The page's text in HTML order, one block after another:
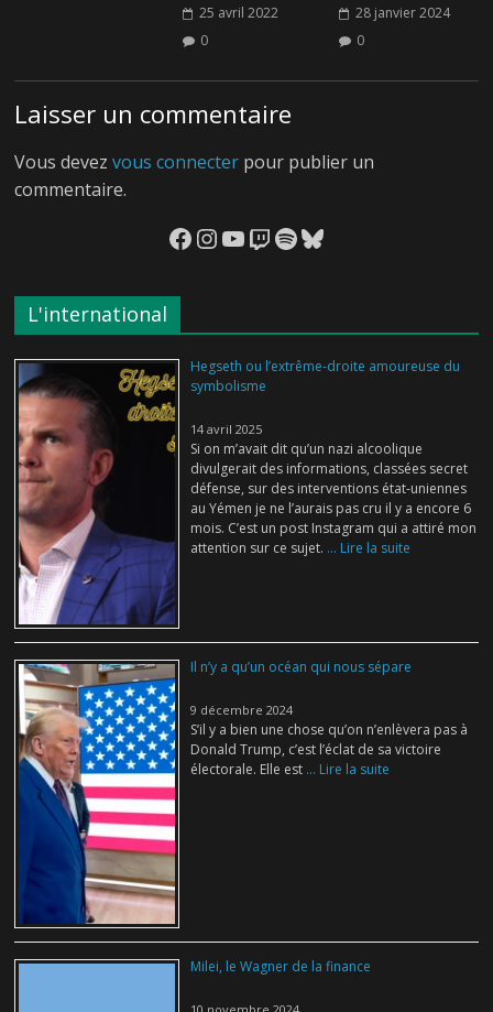
25 avril 2022
0
28 janvier 2024
0
Laisser un commentaire
Vous devezvous connecter pour publier un
commentaire.
Facebook
Instagram
YouTube
Twitch
Spotify
Bluesky
L'international
Hegseth ou l’extrême-droite amoureuse du
symbolisme
14 avril 2025
Si on m’avait dit qu’un nazi alcoolique
divulgerait des informations, classées secret
défense, sur des interventions état-uniennes
au Yémen je ne l’aurais pas cru il y a encore 6
mois. C’est un post Instagram qui a attiré mon
attention sur ce sujet. ... Lire la suite
Il n’y a qu’un océan qui nous sépare
9 décembre 2024
S’il y a bien une chose qu’on n’enlèvera pas à
Donald Trump, c’est l’éclat de sa victoire
électorale. Elle est ... Lire la suite
Milei, le Wagner de la finance